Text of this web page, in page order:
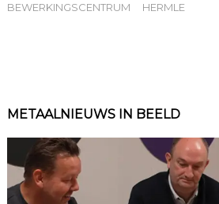
BEWERKINGSCENTRUM
HERMLE
METAALNIEUWS IN BEELD